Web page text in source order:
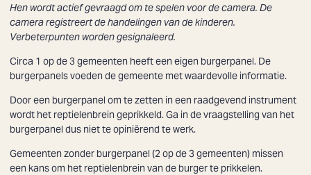
Hen wordt actief gevraagd om te spelen voor de camera. De
camera registreert de handelingen van de kinderen.
Verbeterpunten worden gesignaleerd.
Circa 1 op de 3 gemeenten heeft een eigen burgerpanel. De
burgerpanels voeden de gemeente met waardevolle informatie.
Door een burgerpanel om te zetten in een raadgevend instrument
wordt het reptielenbrein geprikkeld. Ga in de vraagstelling van het
burgerpanel dus niet te opiniërend te werk.
Gemeenten zonder burgerpanel (2 op de 3 gemeenten) missen
een kans om het reptielenbrein van de burger te prikkelen.